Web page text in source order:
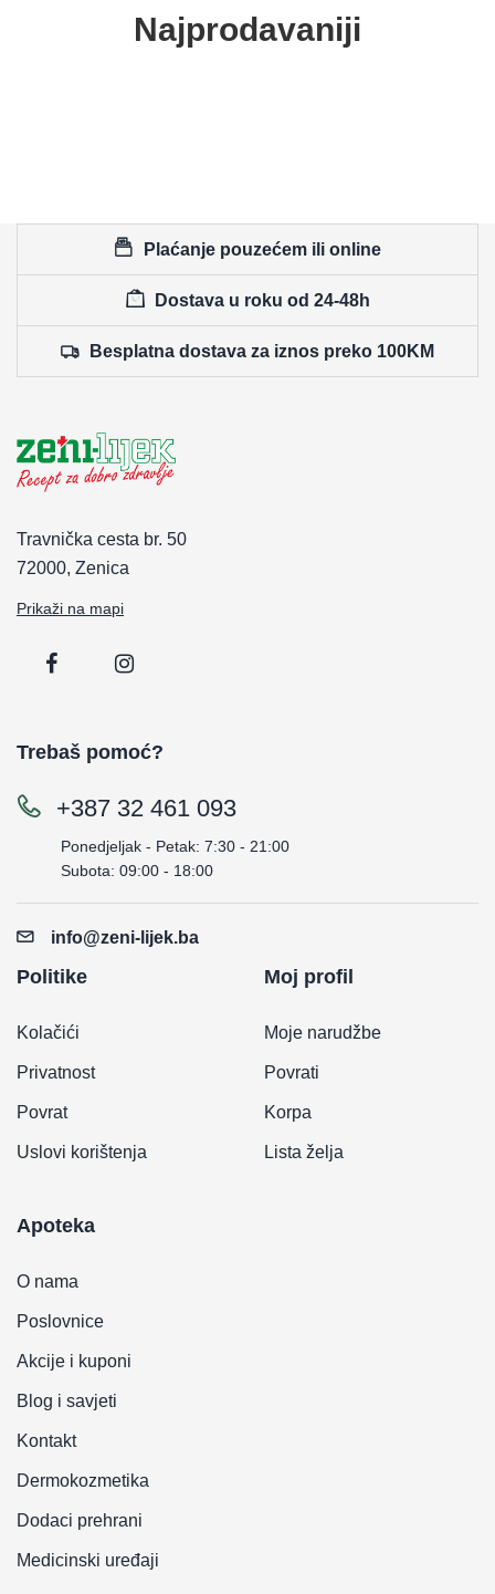
Najprodavaniji
Plaćanje pouzećem ili online
Dostava u roku od 24-48h
Besplatna dostava za iznos preko 100KM
Travnička cesta br. 50
72000, Zenica
Prikaži na mapi
Trebaš pomoć?
+387 32 461 093
Ponedjeljak - Petak: 7:30 - 21:00
Subota: 09:00 - 18:00
info@zeni-lijek.ba
Politike
Kolačići
Privatnost
Povrat
Uslovi korištenja
Moj profil
Moje narudžbe
Povrati
Korpa
Lista želja
Apoteka
O nama
Poslovnice
Akcije i kuponi
Blog i savjeti
Kontakt
Dermokozmetika
Dodaci prehrani
Medicinski uređaji